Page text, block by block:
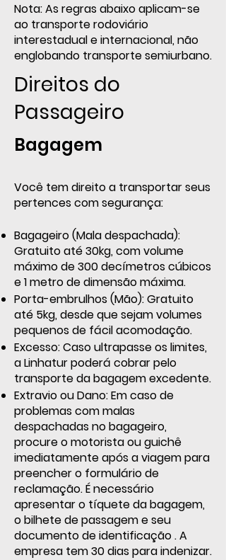
Nota: As regras abaixo aplicam-se
ao transporte rodoviário
interestadual e internacional, não
englobando transporte semiurbano.
Direitos do
Passageiro
Bagagem
Você tem direito a transportar seus
pertences com segurança:
Bagageiro (Mala despachada):
Gratuito até 30kg, com volume
máximo de 300 decímetros cúbicos
e 1 metro de dimensão máxima.
Porta-embrulhos (Mão): Gratuito
até 5kg, desde que sejam volumes
pequenos de fácil acomodação.
Excesso: Caso ultrapasse os limites,
a Linhatur poderá cobrar pelo
transporte da bagagem excedente.
Extravio ou Dano: Em caso de
problemas com malas
despachadas no bagageiro,
procure o motorista ou guichê
imediatamente após a viagem para
preencher o formulário de
reclamação. É necessário
apresentar o tíquete da bagagem,
o bilhete de passagem e seu
documento de identificação . A
empresa tem 30 dias para indenizar.